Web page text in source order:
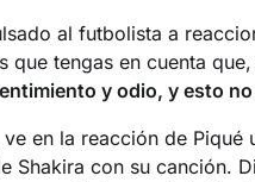
al futbolista a
tengas en cuenta
y odio, y esto
en la reacción de Piqué
Shakira con su canción.